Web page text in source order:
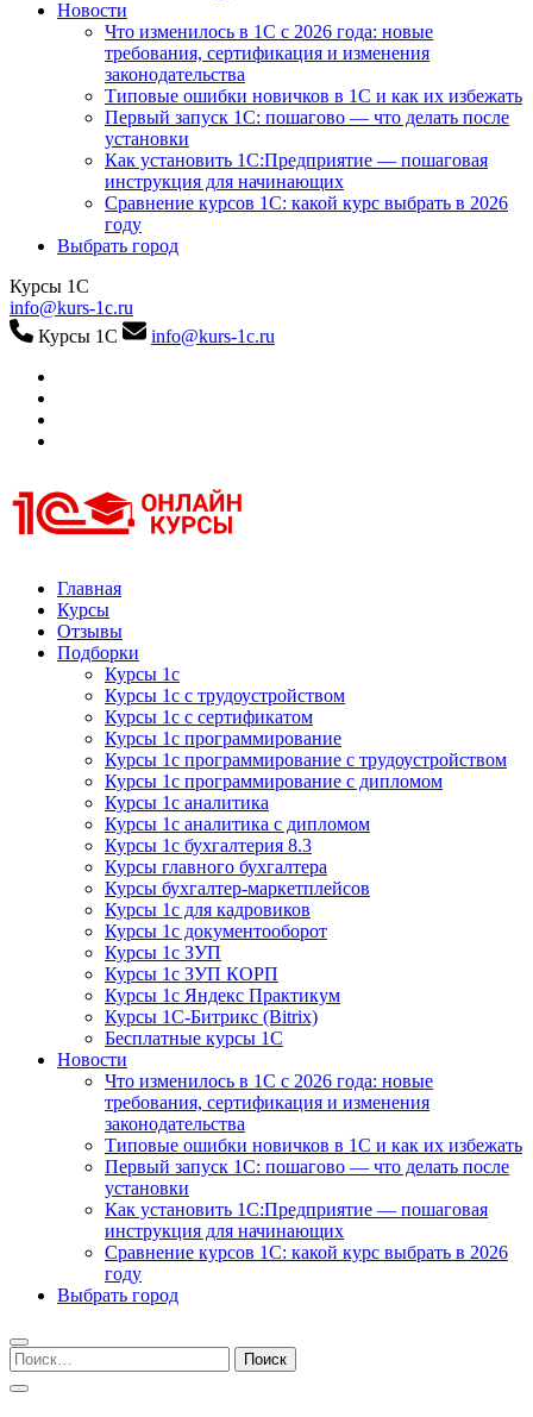
Новости
Что изменилось в 1С с 2026 года: новые
требования, сертификация и изменения
законодательства
Типовые ошибки новичков в 1С и как их избежать
Первый запуск 1С: пошагово — что делать после
установки
Как установить 1С:Предприятие — пошаговая
инструкция для начинающих
Сравнение курсов 1С: какой курс выбрать в 2026
году
Выбрать город
Курсы 1С
info@kurs-1c.ru
Курсы 1С
info@kurs-1c.ru
Курсы 1С
Курсы 1С официальная сертификация
Главная
Курсы
Отзывы
Подборки
Курсы 1с
Курсы 1с с трудоустройством
Курсы 1с с сертификатом
Курсы 1с программирование
Курсы 1с программирование с трудоустройством
Курсы 1с программирование с дипломом
Курсы 1с аналитика
Курсы 1с аналитика с дипломом
Курсы 1с бухгалтерия 8.3
Курсы главного бухгалтера
Курсы бухгалтер-маркетплейсов
Курсы 1с для кадровиков
Курсы 1с документооборот
Курсы 1с ЗУП
Курсы 1с ЗУП КОРП
Курсы 1с Яндекс Практикум
Курсы 1С-Битрикс (Bitrix)
Бесплатные курсы 1С
Новости
Что изменилось в 1С с 2026 года: новые
требования, сертификация и изменения
законодательства
Типовые ошибки новичков в 1С и как их избежать
Первый запуск 1С: пошагово — что делать после
установки
Как установить 1С:Предприятие — пошаговая
инструкция для начинающих
Сравнение курсов 1С: какой курс выбрать в 2026
году
Выбрать город
Найти: